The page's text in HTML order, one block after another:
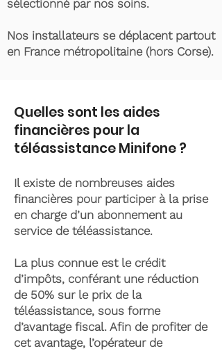
sélectionné par nos soins.
Nos installateurs se déplacent partout
en France métropolitaine (hors Corse).
Quelles sont les aides
financières pour la
téléassistance Minifone ?
Il existe de nombreuses aides
financières pour participer à la prise
en charge d’un abonnement au
service de téléassistance.
La plus connue est le crédit
d’impôts, conférant une réduction
de 50% sur le prix de la
téléassistance, sous forme
d’avantage fiscal. Afin de profiter de
cet avantage, l’opérateur de